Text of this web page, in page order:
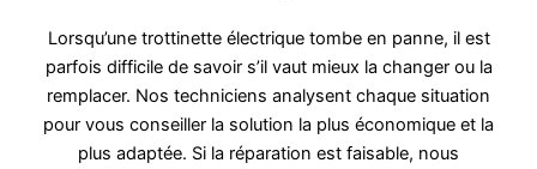
Lorsqu’une trottinette électrique tombe en panne, il est
parfois difficile de savoir s’il vaut mieux la changer ou la
remplacer. Nos techniciens analysent chaque situation
pour vous conseiller la solution la plus économique et la
plus adaptée. Si la réparation est faisable, nous